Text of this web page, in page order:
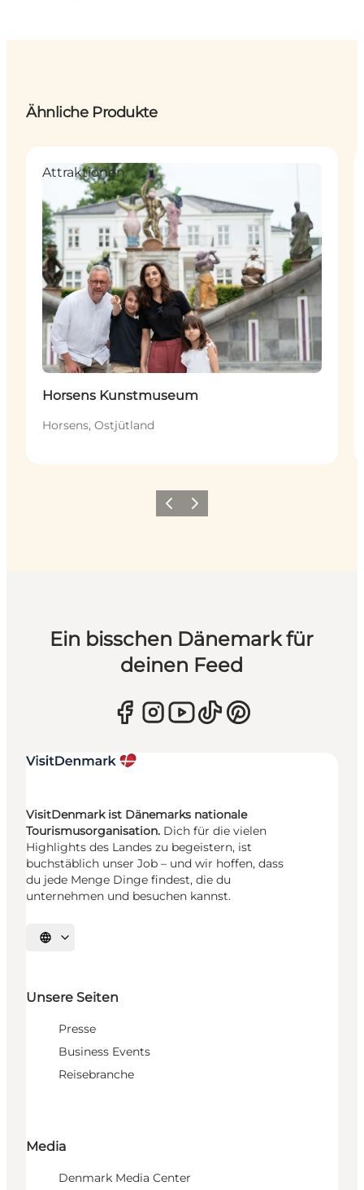
Ähnliche Produkte
Attraktionen
Horsens Kunstmuseum
Horsens, Ostjütland
ZurückWeiter
Ein bisschen Dänemark für
deinen Feed
VisitDenmark ist Dänemarks nationale
Tourismusorganisation. Dich für die vielen
Highlights des Landes zu begeistern, ist
buchstäblich unser Job – und wir hoffen, dass
du jede Menge Dinge findest, die du
unternehmen und besuchen kannst.
Sprache auswählen
Unsere Seiten
Presse
Business Events
Reisebranche
Media
Denmark Media Center